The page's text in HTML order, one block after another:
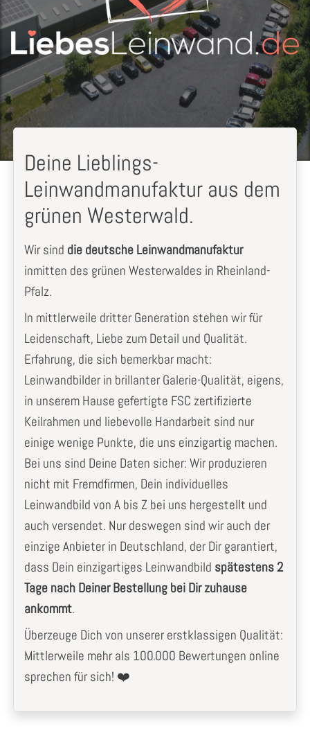
Deine Lieblings-
Leinwandmanufaktur aus dem
grünen Westerwald.
Wir sind die deutsche Leinwandmanufaktur
inmitten des grünen Westerwaldes in Rheinland-
Pfalz.
In mittlerweile dritter Generation stehen wir für
Leidenschaft, Liebe zum Detail und Qualität.
Erfahrung, die sich bemerkbar macht:
Leinwandbilder in brillanter Galerie-Qualität, eigens,
in unserem Hause gefertigte FSC zertifizierte
Keilrahmen und liebevolle Handarbeit sind nur
einige wenige Punkte, die uns einzigartig machen.
Bei uns sind Deine Daten sicher: Wir produzieren
nicht mit Fremdfirmen, Dein individuelles
Leinwandbild von A bis Z bei uns hergestellt und
auch versendet. Nur deswegen sind wir auch der
einzige Anbieter in Deutschland, der Dir garantiert,
dass Dein einzigartiges Leinwandbild spätestens 2
Tage nach Deiner Bestellung bei Dir zuhause
ankommt.
Überzeuge Dich von unserer erstklassigen Qualität:
Mittlerweile mehr als 100.000 Bewertungen online
sprechen für sich! ❤️